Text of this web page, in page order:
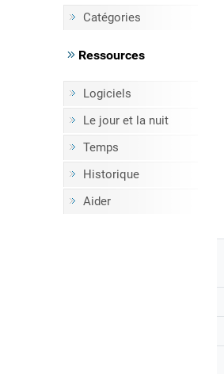
Catégories
Ressources
Logiciels
Le jour et la nuit
Temps
Historique
Aider